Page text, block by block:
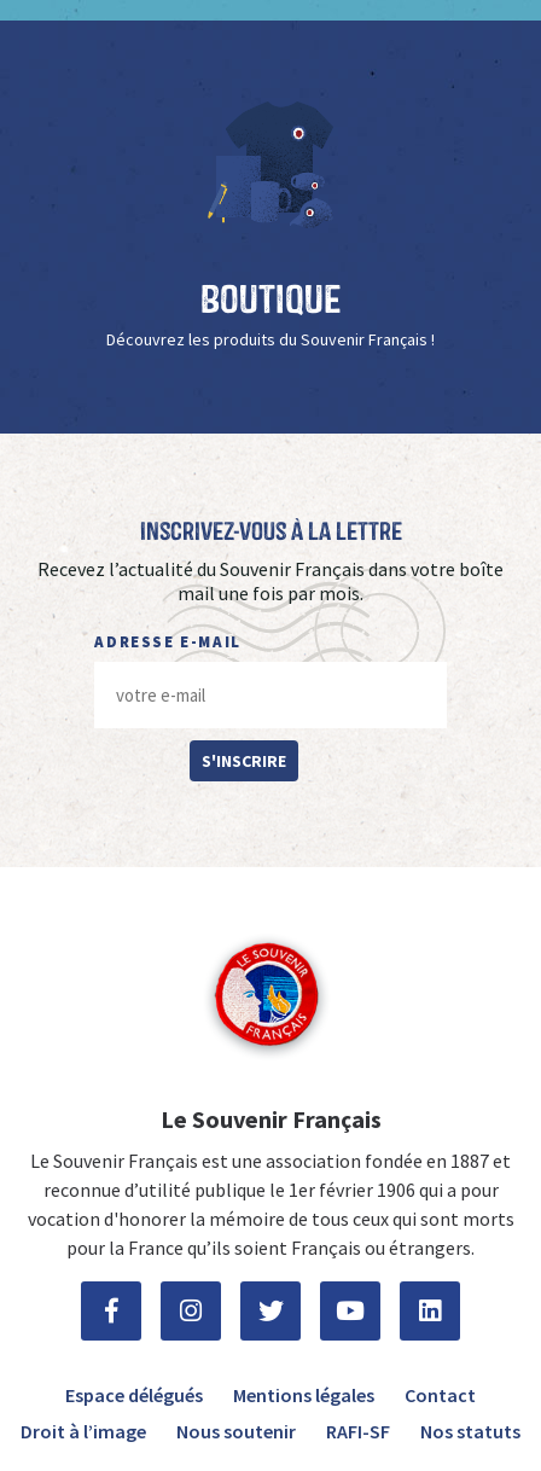
Boutique
Découvrez les produits du Souvenir Français !
Inscrivez-vous à La Lettre
Recevez l’actualité du Souvenir Français dans votre boîte
mail une fois par mois.
ADRESSE E-MAIL
S'INSCRIRE
Le Souvenir Français
Le Souvenir Français est une association fondée en 1887 et
reconnue d’utilité publique le 1er février 1906 qui a pour
vocation d'honorer la mémoire de tous ceux qui sont morts
pour la France qu’ils soient Français ou étrangers.
Espace délégués Mentions légales
Contact
Droit à l’image
Nous soutenir RAFI-SF Nos statuts